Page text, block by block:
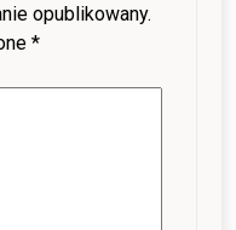
opublikowany.
*